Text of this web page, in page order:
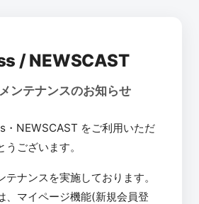
/ NEWSCAST
ンテナンスのお知らせ
・NEWSCAST をご利用いただ
ございます。
ナンスを実施しております。
、マイページ機能(新規会員登